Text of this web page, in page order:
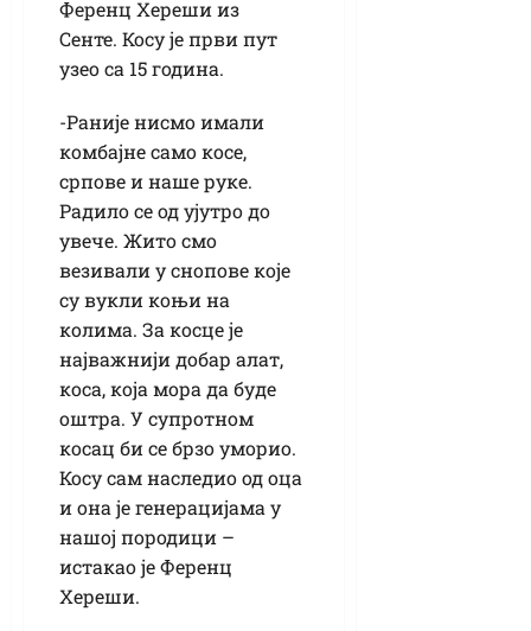
Ференц Хереши из
Сенте. Косу је први пут
узео са 15 година.
-Раније нисмо имали
комбајне само косе,
српове и наше руке.
Радило се од ујутро до
увече. Жито смо
везивали у снопове које
су вукли коњи на
колима. За косце је
најважнији добар алат,
коса, која мора да буде
оштра. У супротном
косац би се брзо уморио.
Косу сам наследио од оца
и она је генерацијама у
нашој породици –
истакао је Ференц
Хереши.